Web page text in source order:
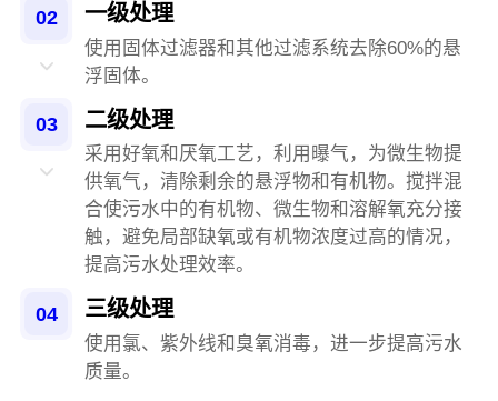
02 一级处理
使用固体过滤器和其他过滤系统去除60%的悬
浮固体。
03 二级处理
采用好氧和厌氧工艺，利用曝气，为微生物提
供氧气，清除剩余的悬浮物和有机物。搅拌混
合使污水中的有机物、微生物和溶解氧充分接
触，避免局部缺氧或有机物浓度过高的情况，
提高污水处理效率。
04 三级处理
使用氯、紫外线和臭氧消毒，进一步提高污水
质量。